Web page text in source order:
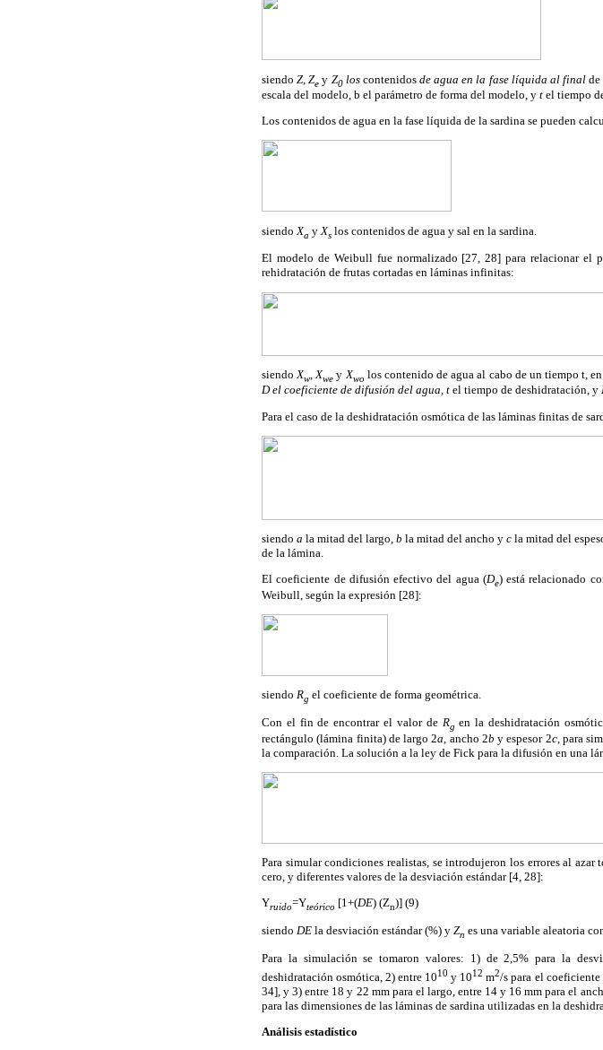
siendoZ,Ze y Z0los contenidosde agua en la fase líquida al final
escala del modelo, b el parámetro de forma del modelo, y t el tiempo
Los contenidos de agua en la fase líquida de la sardina se pueden
siendo Xa y Xs los contenidos de agua y sal en la sardina.
El modelo de Weibull fue normalizado [27, 28] para relacionar el
rehidratación de frutas cortadas en láminas infinitas:
siendo Xw Xwe y Xwo los contenido de agua al cabo de un tiempo t,
D el coeficiente de difusión del agua, t el tiempo de deshidratación, y
Para el caso de la deshidratación osmótica de las láminas finitas de
siendo a la mitad del largo, b la mitad del ancho y c la mitad del
de la lámina.
El coeficiente de difusión efectivo del agua (De) está relacionado
Weibull, según la expresión [28]:
siendo Rg el coeficiente de forma geométrica.
Con el fin de encontrar el valor de Rg en la deshidratación
rectángulo (lámina finita) de largo 2a , ancho 2b y espesor 2c, para
la comparación. La solución a la ley de Fick para la difusión en una
Para simular condiciones realistas, se introdujeron los errores al
cero, y diferentes valores de la desviación estándar [4, 28]:
Yruido=Yteórico [1+(DE) (Zn)] (9)
siendo DE la desviación estándar (%) y Zn es una variable aleatoria
Para la simulación se tomaron valores: 1) de 2,5% para la
deshidratación osmótica, 2) entre 1010 y 1012 m2/s para el
34], y 3) entre 18 y 22 mm para el largo, entre 14 y 16 mm para el
para las dimensiones de las láminas de sardina utilizadas en la
Análisis estadístico